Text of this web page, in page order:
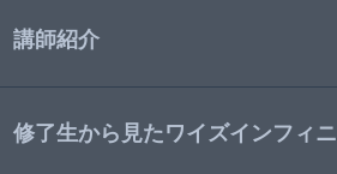
講師紹介
修了生から見たワイズインフィ